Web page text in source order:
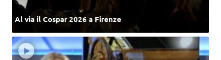
Al via il Cospar 2026 a Firenze